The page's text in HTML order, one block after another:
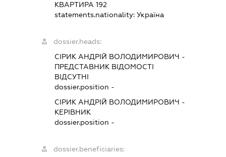
КВАРТИРА 192
statements.nationality:Україна
dossier.heads:
СІРИК АНДРІЙ ВОЛОДИМИРОВИЧ -
ПРЕДСТАВНИК ВІДОМОСТІ
ВІДСУТНІ
dossier.position -
СІРИК АНДРІЙ ВОЛОДИМИРОВИЧ -
КЕРІВНИК
dossier.position -
dossier.beneficiaries: